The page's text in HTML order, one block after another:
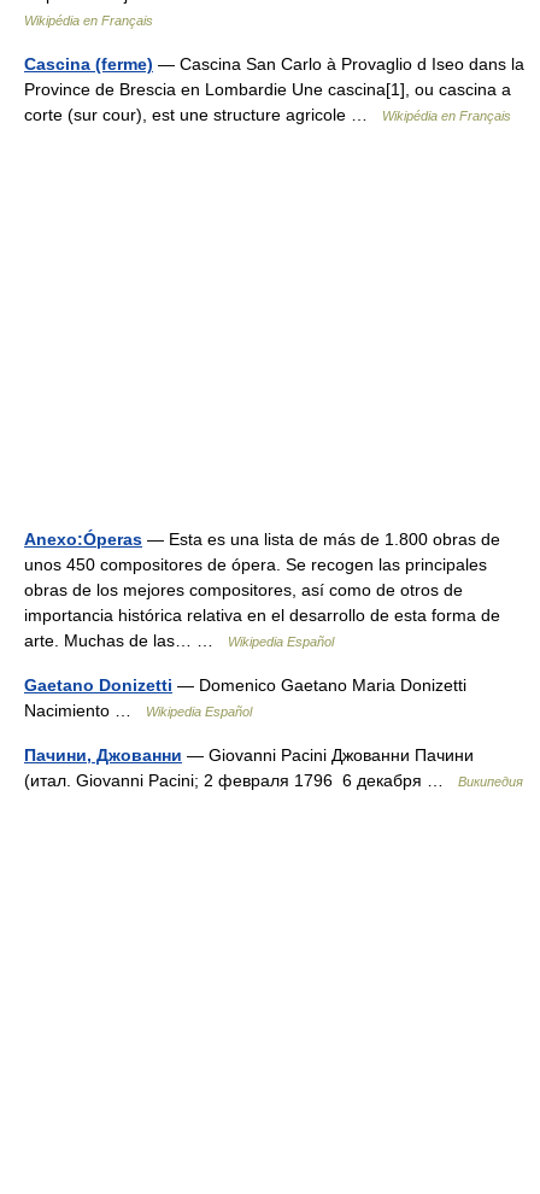
Wikipédia en Français
Cascina (ferme) — Cascina San Carlo à Provaglio d Iseo dans la
Province de Brescia en Lombardie Une cascina[1], ou cascina a
corte (sur cour), est une structure agricole …
Wikipédia en Français
Anexo:Óperas — Esta es una lista de más de 1.800 obras de
unos 450 compositores de ópera. Se recogen las principales
obras de los mejores compositores, así como de otros de
importancia histórica relativa en el desarrollo de esta forma de
arte. Muchas de las… …
Wikipedia Español
Gaetano Donizetti — Domenico Gaetano Maria Donizetti
Nacimiento …
Wikipedia Español
Пачини, Джованни — Giovanni Pacini Джованни Пачини
(итал. Giovanni Pacini; 2 февраля 1796 6 декабря …
Википедия